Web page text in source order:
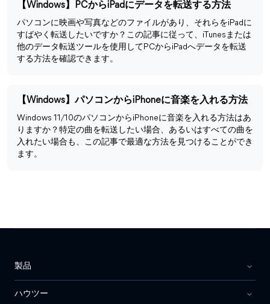
【Windows】PCからiPadにデータを転送する方法
パソコンに映画や写真などのファイルがあり、それらをiPadに
すばやく転送したいですか？この記事に従って、iTunesまたは
他のデータ転送ツールを使用してPCからiPadへデータを転送
する方法を確認できます。
【Windows】パソコンからiPhoneに音楽を入れる方法
Windows 11/10のパソコンからiPhoneに音楽を入れる方法はあ
りますか？特定の曲を転送したい場合、あるいはすべての曲を
入れたい場合も、この記事で最適な方法を見つけることができ
ます。
製品
ハウツー